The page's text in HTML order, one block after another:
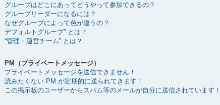
グループはどこにあってどうやって参加できるの？
グループリーダーになるには？
なぜグループによって色が違うの？
デフォルトグループ” とは？
“管理・運営チーム” とは？
PM（プライベートメッセージ）
プライベートメッセージを送信できません！
読みたくない PM が定期的に送られてきます！
この掲示板のユーザーからスパム等のメールが自分に送信されています！